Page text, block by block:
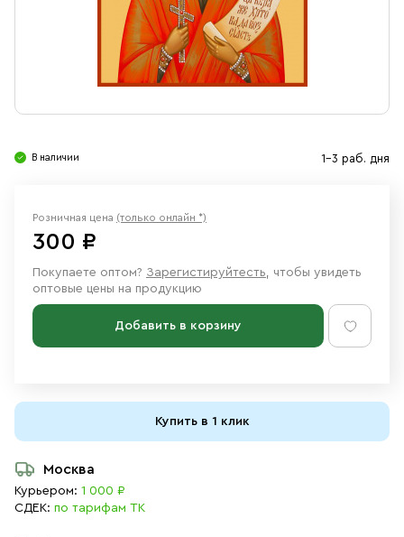
Ювелирные изделия
В наличии 1-3 раб. дня
Розничная цена (только онлайн *)
300 ₽
Покупаете оптом? Зарегистируйтесть, чтобы увидеть
оптовые цены на продукцию
Добавить в корзину
Купить в 1 клик
Москва
Курьером: 1 000 ₽
СДЕК: по тарифам ТК